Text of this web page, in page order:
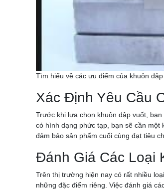
Tìm hiểu về các ưu điểm của khuôn
Xác Định Yêu Cầu
Trước khi lựa chọn khuôn dập vuốt,
có hình dạng phức tạp, bạn sẽ cần một
đảm bảo sản phẩm cuối cùng đạt tiêu
Đánh Giá Các Loại
Trên thị trường hiện nay có rất nhiều
những đặc điểm riêng. Việc đánh giá